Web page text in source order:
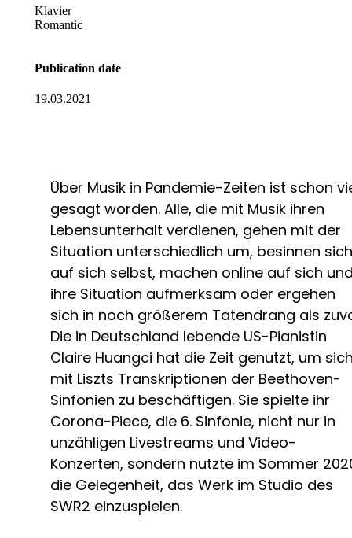
Klavier
Romantic
Publication date
19.03.2021
Über Musik in Pandemie-Zeiten ist schon
gesagt worden. Alle, die mit Musik ihren
Lebensunterhalt verdienen, gehen mit der
Situation unterschiedlich um, besinnen sich
auf sich selbst, machen online auf sich
ihre Situation aufmerksam oder ergehen
sich in noch größerem Tatendrang als
Die in Deutschland lebende US-Pianistin
Claire Huangci hat die Zeit genutzt, um
mit Liszts Transkriptionen der Beethoven-
Sinfonien zu beschäftigen. Sie spielte ihr
Corona-Piece, die 6. Sinfonie, nicht nur in
unzähligen Livestreams und Video-
Konzerten, sondern nutzte im Sommer
die Gelegenheit, das Werk im Studio des
SWR2 einzuspielen.